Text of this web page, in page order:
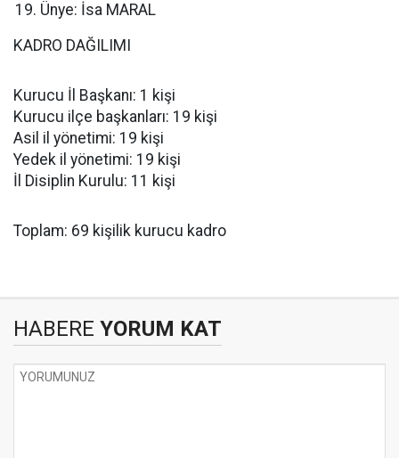
Ünye: İsa MARAL
KADRO DAĞILIMI
Kurucu İl Başkanı: 1 kişi
Kurucu ilçe başkanları: 19 kişi
Asil il yönetimi: 19 kişi
Yedek il yönetimi: 19 kişi
İl Disiplin Kurulu: 11 kişi
Toplam: 69 kişilik kurucu kadro
HABERE YORUM KAT